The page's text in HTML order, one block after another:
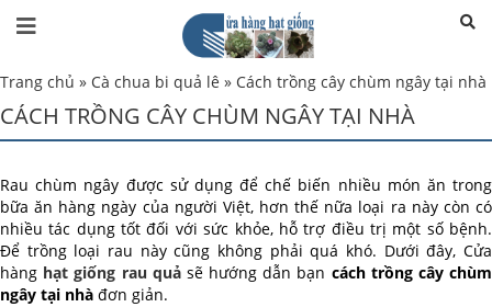
Trang chủ » Cà chua bi quả lê » Cách trồng cây chùm ngây tại nhà
CÁCH TRỒNG CÂY CHÙM NGÂY TẠI NHÀ
Rau chùm ngây được sử dụng để chế biến nhiều món ăn trong
bữa ăn hàng ngày của người Việt, hơn thế nữa loại ra này còn có
nhiều tác dụng tốt đối với sức khỏe, hỗ trợ điều trị một số bệnh.
Để trồng loại rau này cũng không phải quá khó. Dưới đây, Cửa
hàng hạt giống rau quả sẽ hướng dẫn bạn cách trồng cây chùm
ngây tại nhà đơn giản.